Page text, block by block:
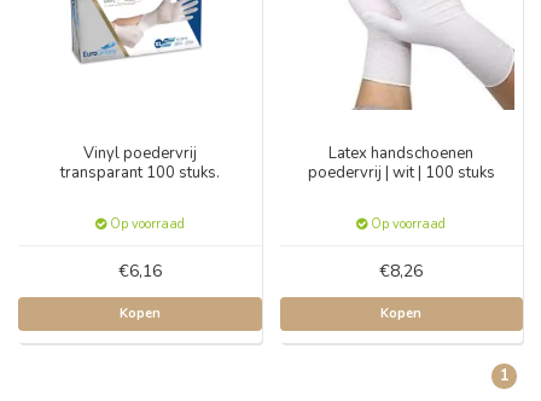
Vinyl poedervrij
transparant 100 stuks.
Op voorraad
€6,16
Kopen
Latex handschoenen
poedervrij | wit | 100 stuks
Op voorraad
€8,26
Kopen
1